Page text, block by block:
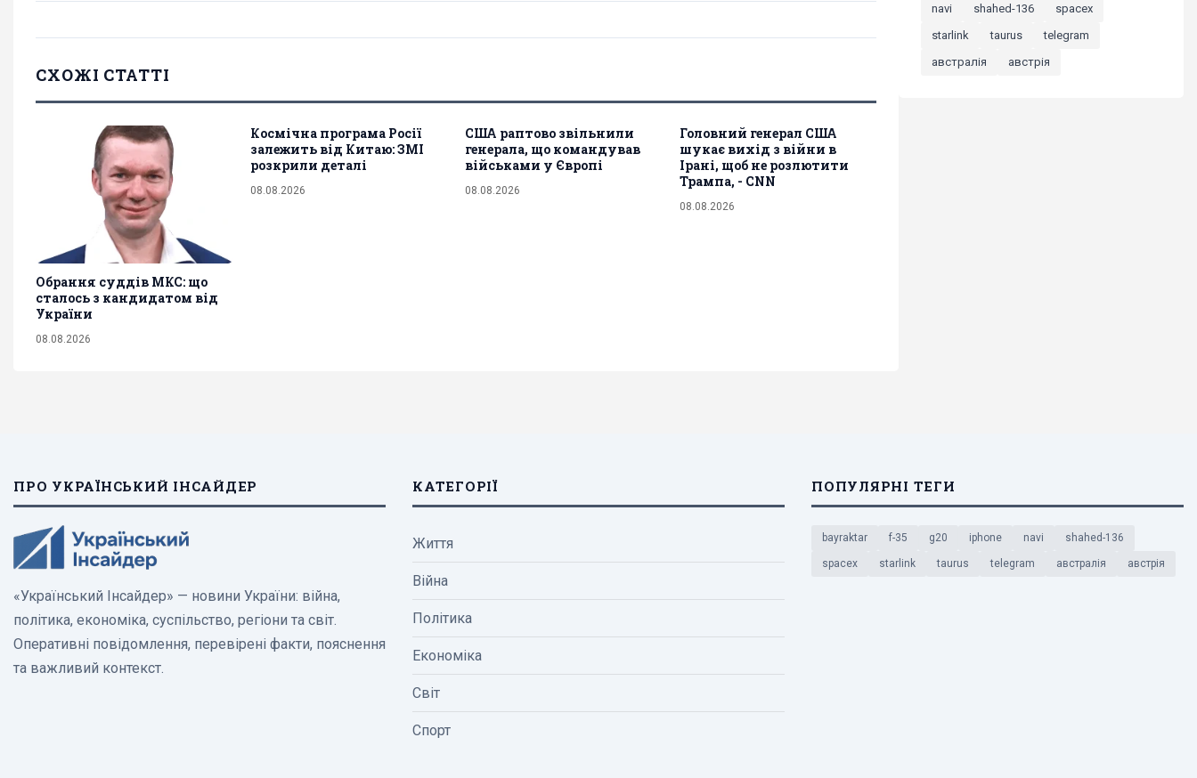
СХОЖІ СТАТТІ
Обрання суддів МКС: що
сталось з кандидатом від
України
08.08.2026
Космічна програма Росії
залежить від Китаю: ЗМІ
розкрили деталі
08.08.2026
США раптово звільнили
генерала, що командував
військами у Європі
08.08.2026
Головний генерал США
шукає вихід з війни в
Ірані, щоб не розлютити
Трампа, - CNN
08.08.2026
navi
shahed-136
spacex
starlink
taurus
telegram
австралія
австрія
ПРО УКРАЇНСЬКИЙ ІНСАЙДЕР
«Український Інсайдер» — новини України: війна,
політика, економіка, суспільство, регіони та світ.
Оперативні повідомлення, перевірені факти, пояснення
та важливий контекст.
КАТЕГОРІЇ
Життя
Війна
Політика
Економіка
Світ
Спорт
ПОПУЛЯРНІ ТЕГИ
bayraktar f-35 g20 iphone navi shahed-136
spacex starlink taurus telegram австралія австрія